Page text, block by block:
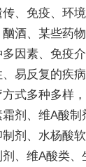
、免疫、环
酒、某些药
因素、免疫
易反复的疾病
式多种多样
剂、维A酸制
剂、水杨酸
、维A酸类